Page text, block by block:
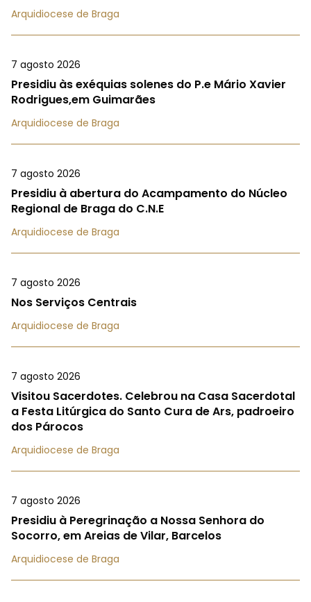
Arquidiocese de Braga
7 agosto 2026
Presidiu às exéquias solenes do P.e Mário Xavier
Rodrigues,em Guimarães
Arquidiocese de Braga
7 agosto 2026
Presidiu à abertura do Acampamento do Núcleo
Regional de Braga do C.N.E
Arquidiocese de Braga
7 agosto 2026
Nos Serviços Centrais
Arquidiocese de Braga
7 agosto 2026
Visitou Sacerdotes. Celebrou na Casa Sacerdotal
a Festa Litúrgica do Santo Cura de Ars, padroeiro
dos Párocos
Arquidiocese de Braga
7 agosto 2026
Presidiu à Peregrinação a Nossa Senhora do
Socorro, em Areias de Vilar, Barcelos
Arquidiocese de Braga